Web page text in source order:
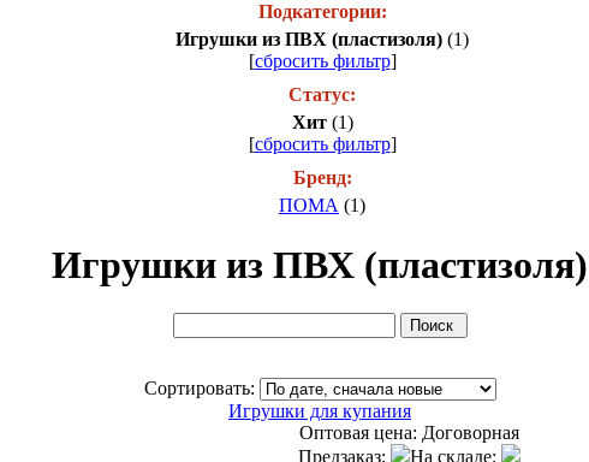
Подкатегории:
Игрушки из ПВХ (пластизоля) (1)
[сбросить фильтр]
Статус:
Хит (1)
[сбросить фильтр]
Бренд:
ПОМА (1)
Игрушки из ПВХ (пластизоля)
Сортировать:
Игрушки для купания
Оптовая цена: Договорная
Предзаказ:
На складе: